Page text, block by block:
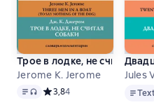
Трое в лодке, не считая
Jerome K. Jerome
Text, audio format available
Средний рейтинг 3,8 на
3,84
Jules
Text